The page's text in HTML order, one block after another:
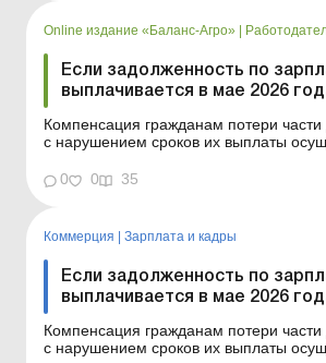
произведение нач...
Online издание «Баланс-Агро»
Если задолженность по
выплачивается в мае 2026
Компенсация гражданам потери части
с нарушением сроков их выплаты
календарных месяцев в соответствии
утвержденным постановлением КМУ
произведение нач...
0 0 35
Коммерция | Зарплата и кадры
Если задолженность по
выплачивается в мае 2026
Компенсация гражданам потери части
с нарушением сроков их выплаты